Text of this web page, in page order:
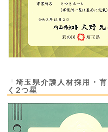
「埼玉県介護人材採用・
く2つ星